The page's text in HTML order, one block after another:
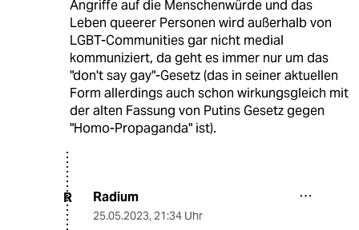
Angriffe auf die Menschenwürde und das
Leben queerer Personen wird außerhalb von
LGBT-Communities gar nicht medial
kommuniziert, da geht es immer nur um das
"don't say gay"-Gesetz (das in seiner aktuellen
Form allerdings auch schon wirkungsgleich mit
der alten Fassung von Putins Gesetz gegen
"Homo-Propaganda" ist).
R Radium
25.05.2023, 21:34 Uhr